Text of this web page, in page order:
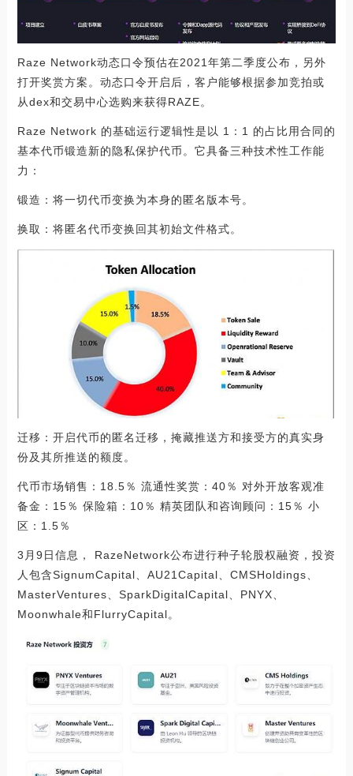
Raze Network动态口令预估在2021年第二季度公布，另外
打开奖赏方案。动态口令开启后，客户能够根据参加竞拍或
从dex和交易中心选购来获得RAZE。
Raze Network 的基础运行逻辑性是以 1：1 的占比用合同的
基本代币锻造新的隐私保护代币。它具备三种技术性工作能
力：
锻造：将一切代币变换为本身的匿名版本号。
换取：将匿名代币变换回其初始文件格式。
迁移：开启代币的匿名迁移，掩藏推送方和接受方的真实身
份及其所推送的额度。
代币市场销售：18.5％ 流通性奖赏：40％ 对外开放客观准
备金：15％ 保险箱：10％ 精英团队和咨询顾问：15％ 小
区：1.5％
3月9日信息， RazeNetwork公布进行种子轮股权融资，投资
人包含SignumCapital、AU21Capital、CMSHoldings、
MasterVentures、SparkDigitalCapital、PNYX、
Moonwhale和FlurryCapital。